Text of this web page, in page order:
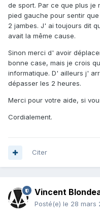
de sport. Par ce que plus je
pied gauche pour sentir
2 jambes. J' ai toujours dit
avait la même cause.
Sinon merci d' avoir
bonne case, mais je crois
informatique. D' ailleurs j'
dépasser les 2 heures.
Merci pour votre aide, si
Cordialement.
Citer
Vincent
Posté(e) le 28 mars